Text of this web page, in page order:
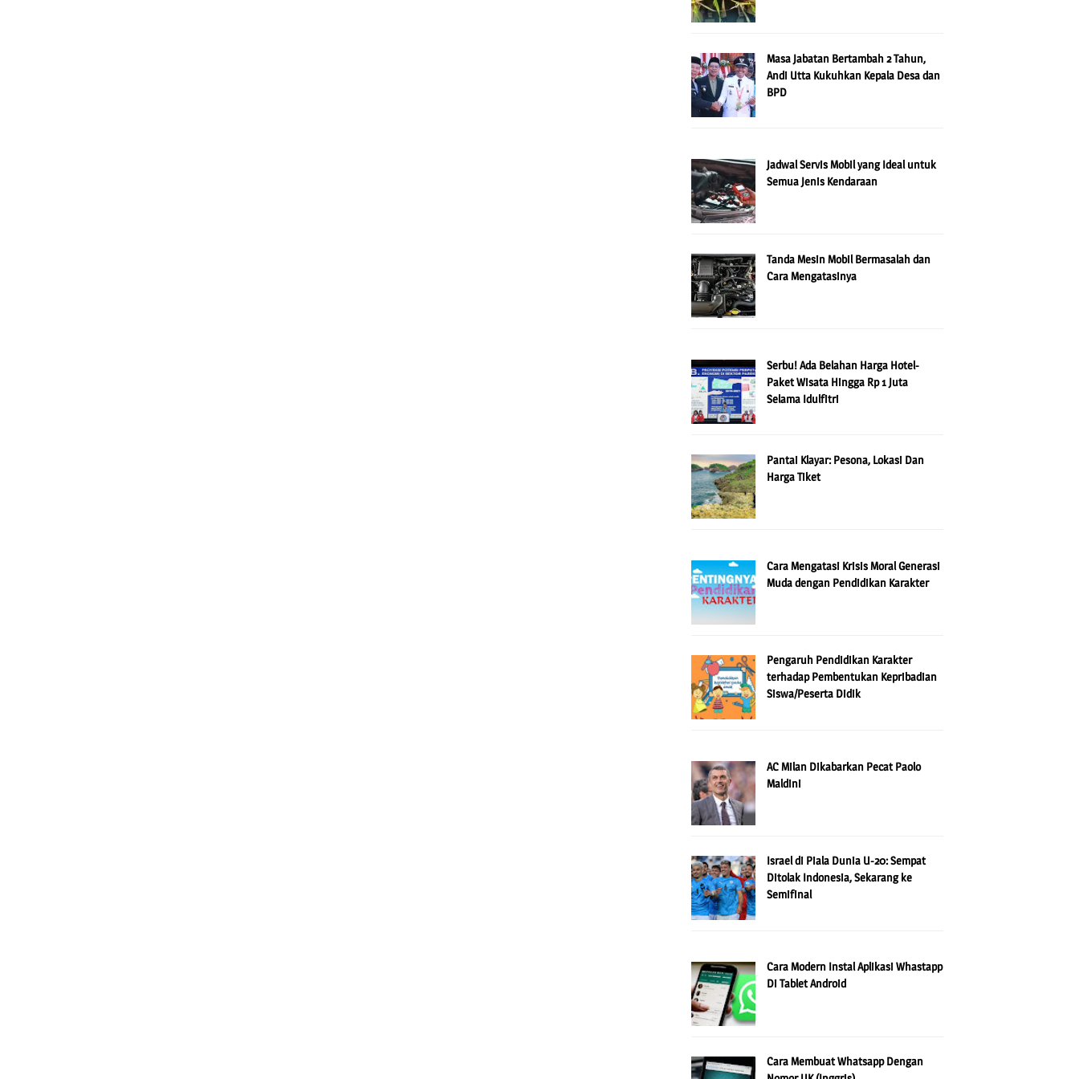
Masa Jabatan Bertambah 2 Tahun,
Andi Utta Kukuhkan Kepala Desa dan
BPD
Jadwal Servis Mobil yang Ideal untuk
Semua Jenis Kendaraan
Tanda Mesin Mobil Bermasalah dan
Cara Mengatasinya
Serbu! Ada Belahan Harga Hotel-
Paket Wisata Hingga Rp 1 Juta
Selama Idulfitri
Pantai Klayar: Pesona, Lokasi Dan
Harga Tiket
Cara Mengatasi Krisis Moral Generasi
Muda dengan Pendidikan Karakter
Pengaruh Pendidikan Karakter
terhadap Pembentukan Kepribadian
Siswa/Peserta Didik
AC Milan Dikabarkan Pecat Paolo
Maldini
Israel di Piala Dunia U-20: Sempat
Ditolak Indonesia, Sekarang ke
Semifinal
Cara Modern Instal Aplikasi Whastapp
Di Tablet Android
Cara Membuat Whatsapp Dengan